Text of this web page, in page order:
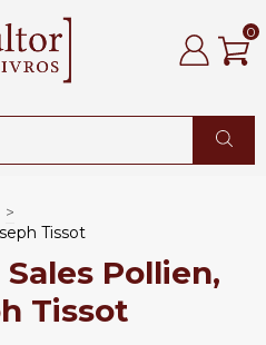
0
>
Tissot
Pollien,
Tissot